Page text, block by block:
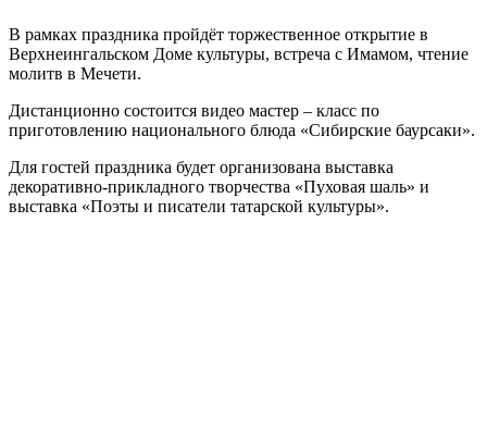
В рамках праздника пройдёт торжественное открытие в
Верхнеингальском Доме культуры, встреча с Имамом, чтение
молитв в Мечети.
Дистанционно состоится видео мастер – класс по
приготовлению национального блюда «Сибирские баурсаки».
Для гостей праздника будет организована выставка
декоративно-прикладного творчества «Пуховая шаль» и
выставка «Поэты и писатели татарской культуры».